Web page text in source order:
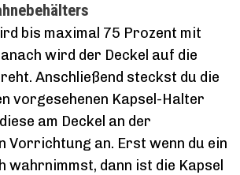
bis maximal 75 Prozent mit
wird der Deckel auf die
Anschließend steckst du die
vorgesehenen Kapsel-Halter
am Deckel an der
Vorrichtung an. Erst wenn du ein
wahrnimmst, dann ist die Kapsel